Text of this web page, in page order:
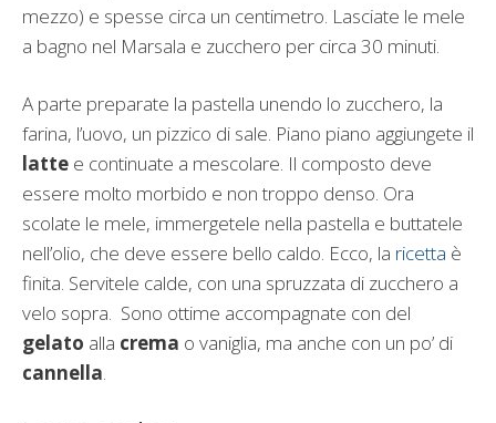
mezzo) e spesse circa un centimetro. Lasciate le mele
a bagno nel Marsala e zucchero per circa 30 minuti.
A parte preparate la pastella unendo lo zucchero, la
farina, l’uovo, un pizzico di sale. Piano piano aggiungete il
latte e continuate a mescolare. Il composto deve
essere molto morbido e non troppo denso. Ora
scolate le mele, immergetele nella pastella e buttatele
nell’olio, che deve essere bello caldo. Ecco, la ricetta è
finita. Servitele calde, con una spruzzata di zucchero a
velo sopra. Sono ottime accompagnate con del
gelato alla crema o vaniglia, ma anche con un po’ di
cannella.